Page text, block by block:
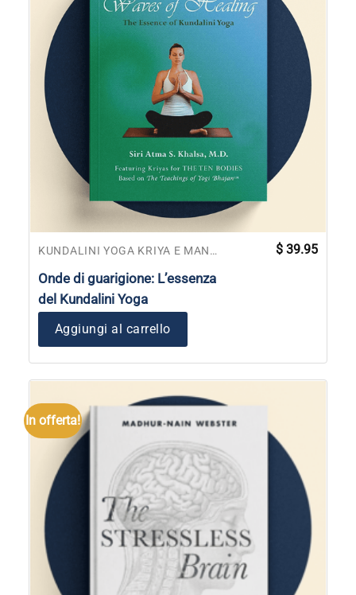
KUNDALINI YOGA KRIYA E MANUALI DI MEDITAZIONE
Onde di guarigione: L’essenza
del Kundalini Yoga
$ 39.95
Aggiungi al carrello
In offerta!